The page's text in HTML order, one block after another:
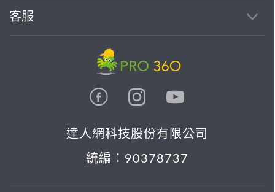
客服
達人網科技股份有限公司
統編：90378737